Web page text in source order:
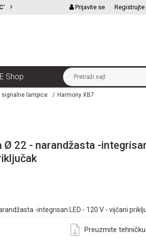
VELIKI IZBOR MODULARNIH PREKIDACA I
Prijavite se Registrujte
Shop Pretraži sajt
signalne lampice Harmony XB7
Ø 22 - narandžasta -
-integrisan LED - 120 V - vijčani
Preuzmite